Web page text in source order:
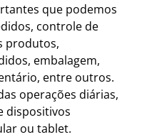
que podemos
controle de
produtos,
embalagem,
entre outros.
operações diárias,
dispositivos
ou tablet.